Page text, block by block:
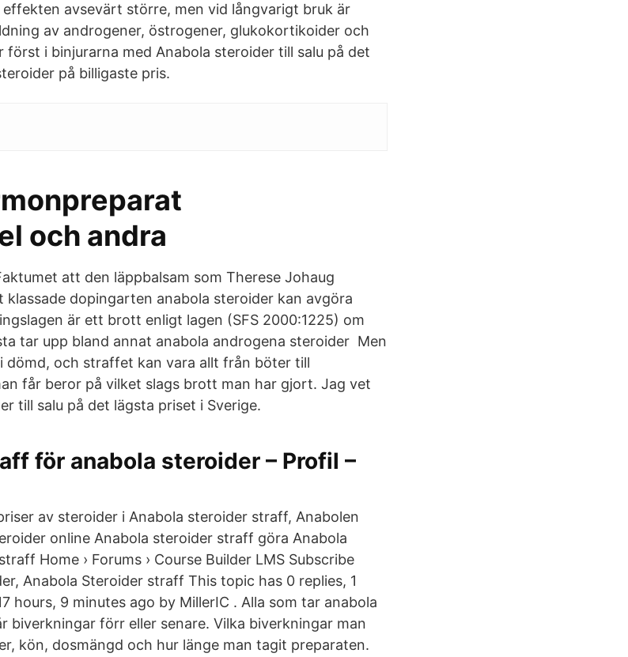
avsevärt större, men vid långvarigt bruk är
av androgener, östrogener, glukokortikoider och
i binjurarna med Anabola steroider till salu på det
på billigaste pris.
och andra
att den läppbalsam som Therese Johaug
klassade dopingarten anabola steroider kan avgöra
är ett brott enligt lagen (SFS 2000:1225) om
tar upp bland annat anabola androgena steroider Men
dömd, och straffet kan vara allt från böter till
får beror på vilket slags brott man har gjort. Jag vet
till salu på det lägsta priset i Sverige.
för anabola steroider – Profil –
av steroider i Anabola steroider straff, Anabolen
online Anabola steroider straff göra Anabola
Home › Forums › Course Builder LMS Subscribe
Anabola Steroider straff This topic has 0 replies, 1
hours, 9 minutes ago by MillerIC . Alla som tar anabola
biverkningar förr eller senare. Vilka biverkningar man
kön, dosmängd och hur länge man tagit preparaten.